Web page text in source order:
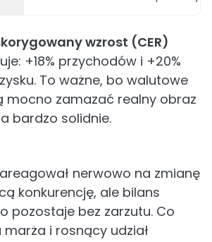
wzrost (CER)
+18% przychodów i +20%
To ważne, bo walutowe
mocno zamazać realny obraz
bardzo solidnie.
nerwowo na zmianę
konkurencję, ale bilans
pozostaje bez zarzutu. Co
i rosnący udział